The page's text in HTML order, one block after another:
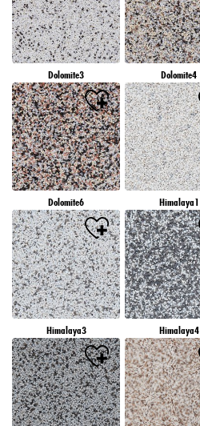
Dolomite3 Dolomite4
Dolomite6 Himalaya1
Himalaya3 Himalaya4